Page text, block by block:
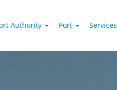
Authority Port Services